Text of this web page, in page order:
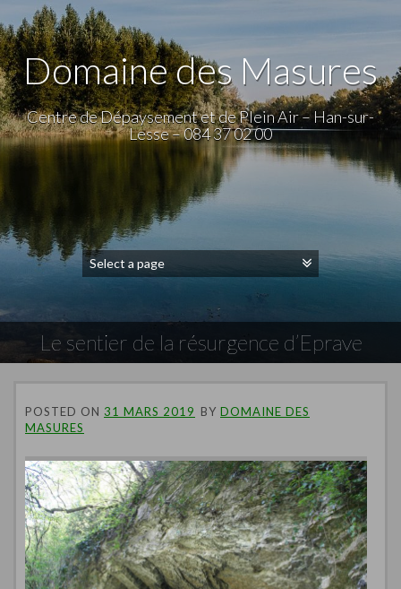
Domaine des Masures
Centre de Dépaysement et de Plein Air – Han-sur-
Lesse – 084 37 02 00
Le sentier de la résurgence d’Eprave
POSTED ON 31 MARS 2019 BY DOMAINE DES
MASURES